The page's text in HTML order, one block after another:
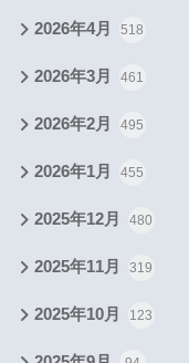
2026年4月 518
2026年3月 461
2026年2月 495
2026年1月 455
2025年12月 480
2025年11月 319
2025年10月 123